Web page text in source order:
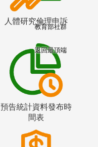
人體研究倫理申訴
預告統計資料發布時
間表
教育部社群
返回最頂端